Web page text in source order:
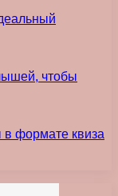
чтобы
в формате квиза